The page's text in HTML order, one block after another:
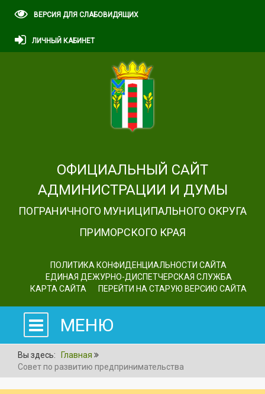
ВЕРСИЯ ДЛЯ СЛАБОВИДЯЩИХ
ЛИЧНЫЙ КАБИНЕТ
ОФИЦИАЛЬНЫЙ САЙТ
АДМИНИСТРАЦИИ И ДУМЫ
ПОГРАНИЧНОГО МУНИЦИПАЛЬНОГО ОКРУГА
ПРИМОРСКОГО КРАЯ
ПОЛИТИКА КОНФИДЕНЦИАЛЬНОСТИ САЙТА
ЕДИНАЯ ДЕЖУРНО-ДИСПЕТЧЕРСКАЯ СЛУЖБА
КАРТА САЙТА
ПЕРЕЙТИ НА СТАРУЮ ВЕРСИЮ САЙТА
МЕНЮ
Вы здесь:
Главная
Совет по развитию предпринимательства